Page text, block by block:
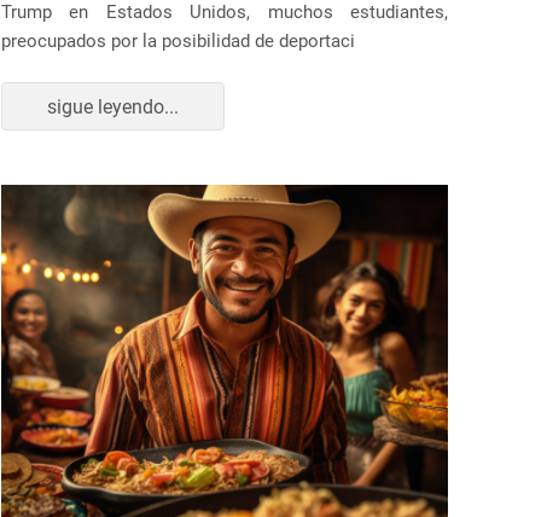
Trump en Estados Unidos, muchos estudiantes,
preocupados por la posibilidad de deportaci
sigue leyendo...